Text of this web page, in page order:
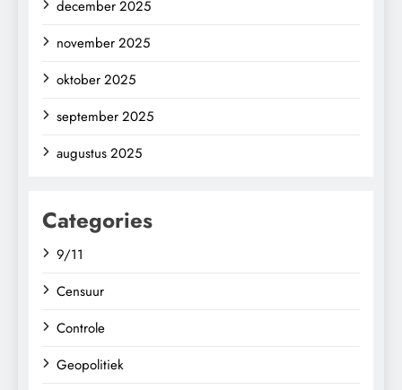
december 2025
november 2025
oktober 2025
september 2025
augustus 2025
Categories
9/11
Censuur
Controle
Geopolitiek